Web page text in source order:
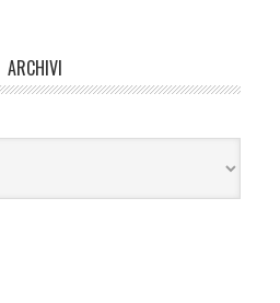
ARCHIVI